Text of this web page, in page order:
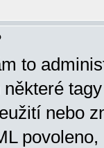
to
nebo